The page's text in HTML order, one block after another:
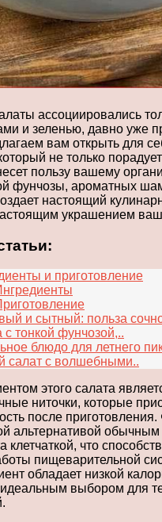
ассоциировались
и зеленью, давно уже
вам открыть для
не только
пользу вашему
фунчозы, ароматных
настоящий
украшением
и приготовление
и сытный: польза
с тонкой фунчозой,..
блюдо для летнего
салат с волшебными..
этого салата
ниточки, которые
после приготовления.
альтернативой
клетчаткой, что
пищеварительной
обладает низкой
идеальным выбором для